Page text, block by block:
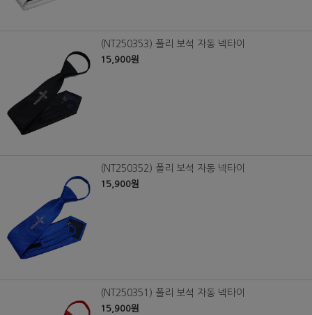
(NT250353) 폴리 보석 자동 넥타이
15,900원
(NT250352) 폴리 보석 자동 넥타이
15,900원
(NT250351) 폴리 보석 자동 넥타이
15,900원